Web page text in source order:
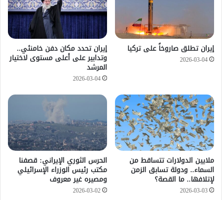
إيران تطلق صاروخاً على تركيا
2026-03-04
إيران تحدد مكان دفن خامنئي..
وتدابير على أعلى مستوى لاختيار
المرشد
2026-03-04
ملايين الدولارات تتساقط من
السماء.. ودولة تسابق الزمن
لإتلافها.. ما القصة؟
2026-03-03
الحرس الثوري الإيراني: قصفنا
مكتب رئيس الوزراء الإسرائيلي
ومصيره غير معروف
2026-03-02